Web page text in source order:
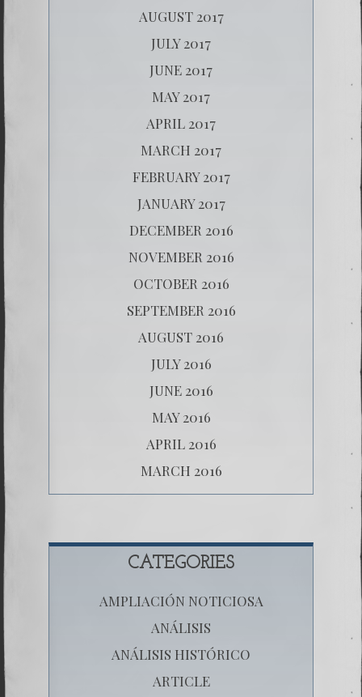
AUGUST 2017
JULY 2017
JUNE 2017
MAY 2017
APRIL 2017
MARCH 2017
FEBRUARY 2017
JANUARY 2017
DECEMBER 2016
NOVEMBER 2016
OCTOBER 2016
SEPTEMBER 2016
AUGUST 2016
JULY 2016
JUNE 2016
MAY 2016
APRIL 2016
MARCH 2016
CATEGORIES
AMPLIACIÓN NOTICIOSA
ANÁLISIS
ANÁLISIS HISTÓRICO
ARTICLE